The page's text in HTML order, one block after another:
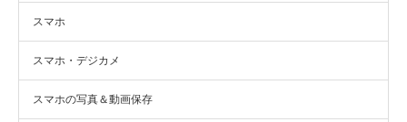
スマホ
スマホ・デジカメ
スマホの写真＆動画保存